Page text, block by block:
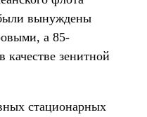
вынуждены
а 85-
зенитной
стационарных